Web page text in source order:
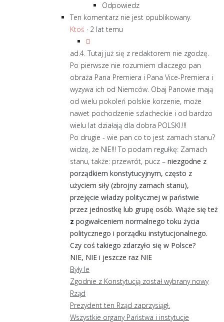
Odpowiedz
Ten komentarz nie jest opublikowany.
Ktoś · 2 lat temu
ad.4. Tutaj już się z redaktorem nie zgodzę.
Po pierwsze nie rozumiem dlaczego pan
obraża Pana Premiera i Pana Vice-Premiera i
wyzywa ich od Niemców. Obaj Panowie mają
od wielu pokoleń polskie korzenie, może
nawet pochodzenie szlacheckie i od bardzo
wielu lat działają dla dobra POLSKI.!!!
Po drugie - wie pan co to jest zamach stanu?
widzę, że NIE!!! To podam regułkę: Zamach
stanu, także: przewrót, pucz – niezgodne z
porządkiem konstytucyjnym, często z
użyciem siły (zbrojny zamach stanu),
przejęcie władzy politycznej w państwie
przez jednostkę lub grupę osób. Wiąże się też
z pogwałceniem normalnego toku życia
politycznego i porządku instytucjonalnego.
Czy coś takiego zdarzyło się w Polsce?
NIE, NIE i jeszcze raz NIE
Były le
Zgodnie z Konstytucją został wybrany nowy
Rząd
Prezydent ten Rząd zaprzysiągł.
Wszystkie organy Państwa i instytucje